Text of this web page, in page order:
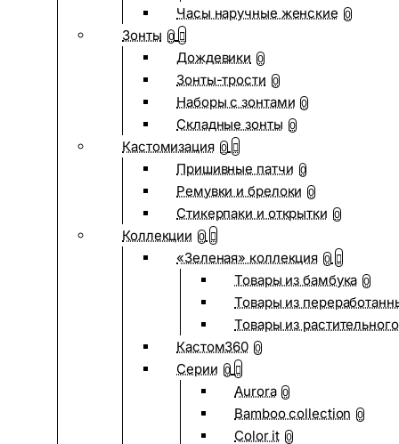
Часы наручные женские 0
Зонты 0
Дождевики 0
Зонты-трости 0
Наборы с зонтами 0
Складные зонты 0
Кастомизация 0
Пришивные патчи 0
Ремувки и брелоки 0
Стикерпаки и открытки 0
Коллекции 0
«Зеленая» коллекция 0
Товары из бамбука 0
Товары из
Товары из
Кастом360 0
Серии 0
Aurora 0
Bamboo collection 0
Color it 0